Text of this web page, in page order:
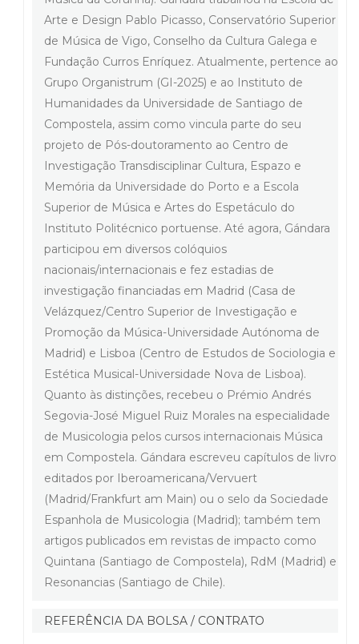
Arte e Design Pablo Picasso, Conservatório Superior
de Música de Vigo, Conselho da Cultura Galega e
Fundação Curros Enríquez. Atualmente, pertence ao
Grupo Organistrum (GI-2025) e ao Instituto de
Humanidades da Universidade de Santiago de
Compostela, assim como vincula parte do seu
projeto de Pós-doutoramento ao Centro de
Investigação Transdisciplinar Cultura, Espazo e
Memória da Universidade do Porto e a Escola
Superior de Música e Artes do Espetáculo do
Instituto Politécnico portuense. Até agora, Gándara
participou em diversos colóquios
nacionais/internacionais e fez estadias de
investigação financiadas em Madrid (Casa de
Velázquez/Centro Superior de Investigação e
Promoção da Música-Universidade Autónoma de
Madrid) e Lisboa (Centro de Estudos de Sociologia e
Estética Musical-Universidade Nova de Lisboa).
Quanto às distinções, recebeu o Prémio Andrés
Segovia-José Miguel Ruiz Morales na especialidade
de Musicologia pelos cursos internacionais Música
em Compostela. Gándara escreveu capítulos de livro
editados por Iberoamericana/Vervuert
(Madrid/Frankfurt am Main) ou o selo da Sociedade
Espanhola de Musicologia (Madrid); também tem
artigos publicados em revistas de impacto como
Quintana (Santiago de Compostela), RdM (Madrid) e
Resonancias (Santiago de Chile).
REFERÊNCIA DA BOLSA / CONTRATO